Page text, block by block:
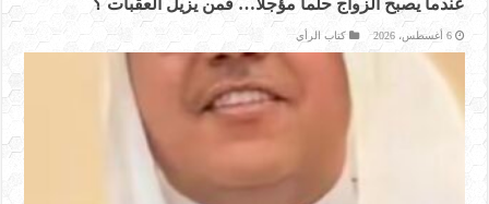
عندما يصبح الزواج حلماً مؤجلًا… فمن يزيل العقبات ؟
6 أغسطس، 2026 كتاب الرأي